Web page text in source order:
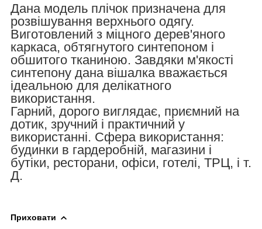
Дана модель плічок призначена для
розвішування верхнього одягу.
Виготовлений з міцного дерев'яного
каркаса, обтягнутого синтепоном і
обшитого тканиною. Завдяки м'якості
синтепону дана вішалка вважається
ідеальною для делікатного
використання.
Гарний, дорого виглядає, приємний на
дотик, зручний і практичний у
використанні. Сфера використання:
будинки в гардеробній, магазини і
бутіки, ресторани, офіси, готелі, ТРЦ, і т.
Д.
Приховати